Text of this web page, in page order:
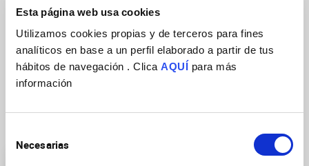
Esta página web usa cookies
Utilizamos cookies propias y de terceros para fines
analíticos en base a un perfil elaborado a partir de tus
hábitos de navegación . Clica AQUÍ para más
información
Necesarias
Volumen: Páginas(inicio-fin)16, Article number: 4210
https://doi.org/10.1038/s41467-025-59430-w